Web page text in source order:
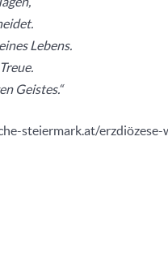
Lebens.
Geistes.“
steiermark.at/erzdiözese-